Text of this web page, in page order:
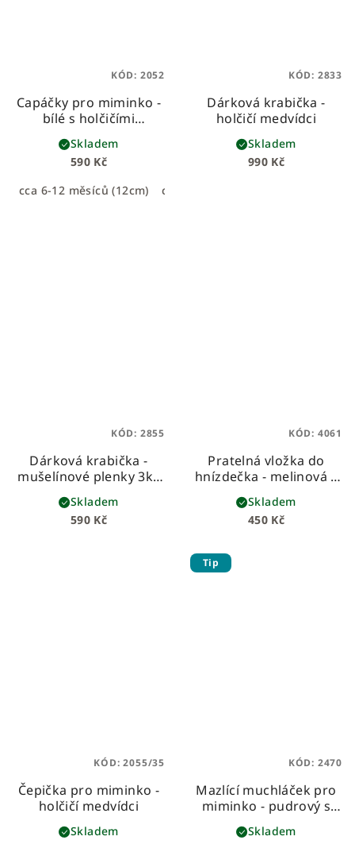
Capáčky pro miminko -
bílé s holčičími
medvídky
590 Kč
cca 6-12 měsíců (12cm)
cca 0-6 měsíců (11cm)
Skladem
KÓD: 2052
Dárková krabička -
holčičí medvídci
990 Kč
Skladem
KÓD: 2833
Dárková krabička -
mušelínové plenky 3ks
holčičí medvídci
590 Kč
Skladem
KÓD: 2855
Pratelná vložka do
hnízdečka - melinová s
holčičími medvídky
450 Kč
Skladem
KÓD: 4061
Čepička pro miminko -
holčičí medvídci
Skladem
KÓD:2055/35
Tip
Mazlící muchláček pro
miminko - pudrový s
holčičími medvídky
Skladem
KÓD: 2470